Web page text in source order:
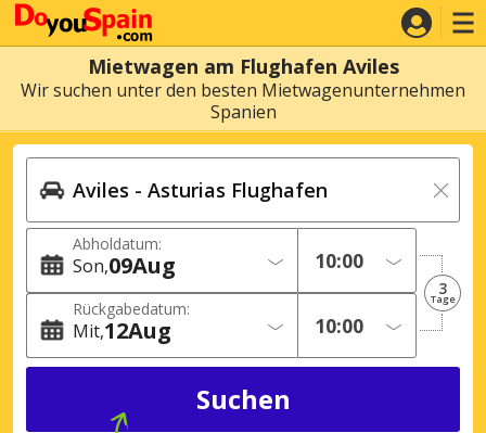
Mietwagen am Flughafen Aviles
Wir suchen unter den besten Mietwagenunternehmen
Spanien
Abholdatum:
Son 09Aug
Rückgabedatum:
Mit 12Aug
3
Tage